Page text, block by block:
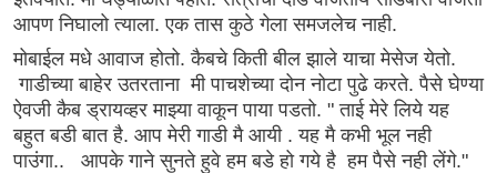
आपण निघालो त्याला. एक तास कुठे गेला समजलेच नाही.
मोबाईल मधे आवाज होतो. कैबचे किती बील झाले याचा मेसेज येतो.
गाडीच्या बाहेर उतरताना मी पाचशेच्या दोन नोटा पुढे करते. पैसे घेण्या
ऐवजी कैब ड्रायव्हर माझ्या वाकून पाया पडतो. " ताई मेरे लिये यह
बहुत बडी बात है. आप मेरी गाडी मै आयी . यह मै कभी भूल नही
पाउंगा.. आपके गाने सुनते हुवे हम बडे हो गये है हम पैसे नही लेंगे."